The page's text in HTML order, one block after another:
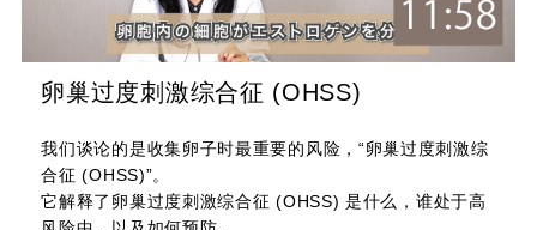
卵巢过度刺激综合征 (OHSS)
我们谈论的是收集卵子时最重要的风险，“卵巢过度刺激综
合征 (OHSS)”。
它解释了卵巢过度刺激综合征 (OHSS) 是什么，谁处于高